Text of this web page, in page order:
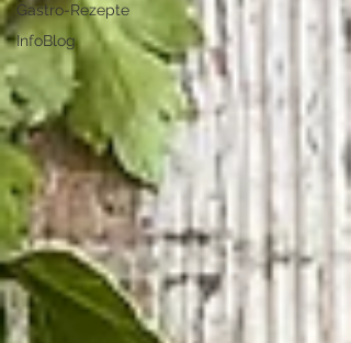
Gastro-Rezepte
InfoBlog